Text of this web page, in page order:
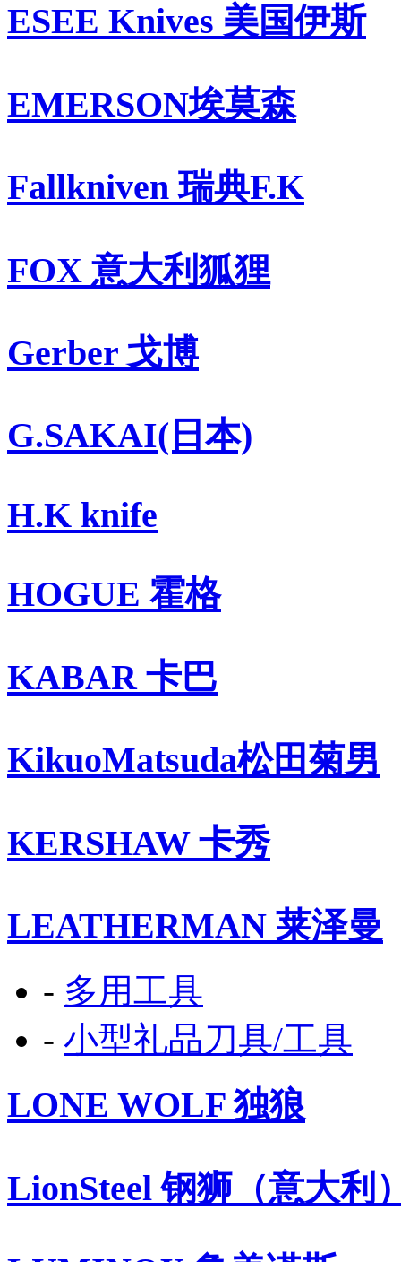
ESEE Knives 美国伊斯
EMERSON埃莫森
Fallkniven 瑞典F.K
FOX 意大利狐狸
Gerber 戈博
G.SAKAI(日本)
H.K knife
HOGUE 霍格
KABAR 卡巴
KikuoMatsuda松田菊男
KERSHAW 卡秀
LEATHERMAN 莱泽曼
- 多用工具
- 小型礼品刀具/工具
LONE WOLF 独狼
LionSteel 钢狮（意大利